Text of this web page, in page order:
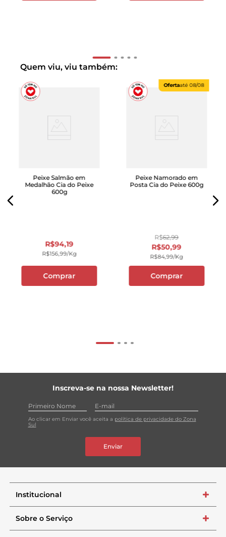
Quem viu, viu também:
Peixe Salmão em
Medalhão Cia do Peixe
600g
R$94,19
R$156,99/kg
Comprar
Ofertaaté08/08
Peixe Namorado em
Posta Cia do Peixe 600g
R$62,99
R$50,99
R$84,99/kg
Comprar
Inscreva-se na nossa Newsletter!
Ao clicar em Enviar você aceita a política de privacidade do Zona
Sul
Enviar
Institucional +
Sobre o Serviço +